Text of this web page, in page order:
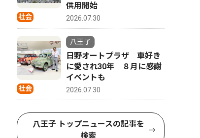
社会
供用開始
2026.07.30
社会
八王子
日野オートプラザ 車好き
に愛され30年 ８月に感謝
イベントも
2026.07.30
八王子 トップニュースの記事を
検索